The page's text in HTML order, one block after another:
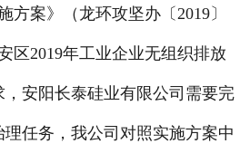
方案》（龙环攻坚办〔2019〕
区2019年工业企业无组织排放
安阳长泰硅业有限公司需要完
任务，我公司对照实施方案中